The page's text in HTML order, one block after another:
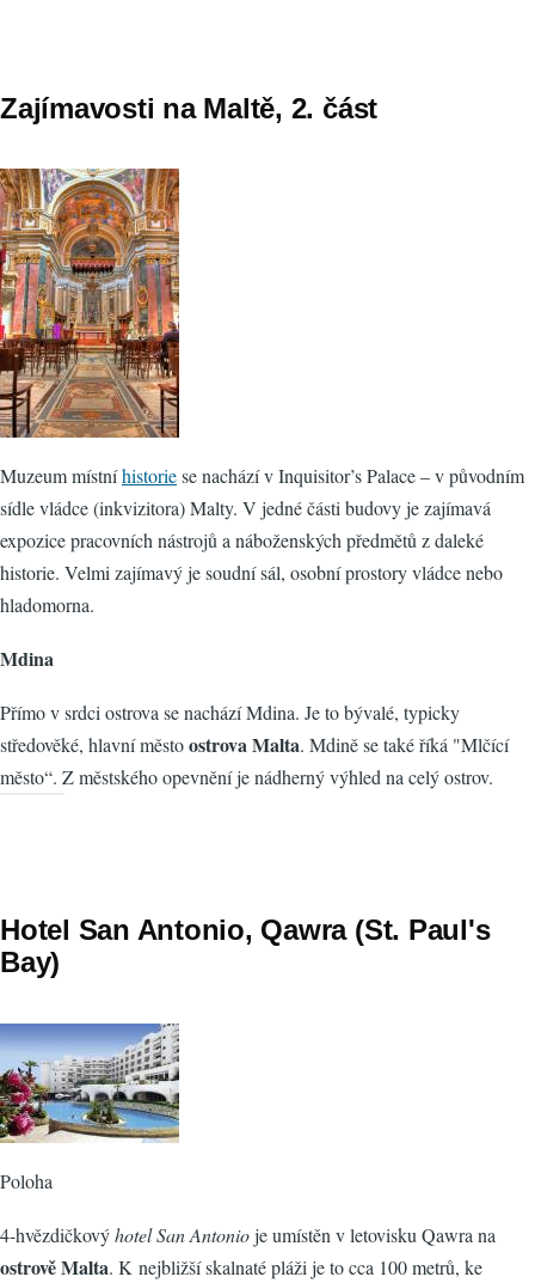
Zajímavosti na Maltě, 2. část
Muzeum místníhistoriese nachází v Inquisitor’s Palace – v původním
sídle vládce (inkvizitora) Malty. V jedné části budovy je zajímavá
expozice pracovních nástrojů a náboženských předmětů z daleké
historie. Velmi zajímavý je soudní sál, osobní prostory vládce nebo
hladomorna.
Mdina
Přímo v srdci ostrova se nachází Mdina. Je to bývalé, typicky
středověké, hlavní městoostrova Malta. Mdině se také říká "Mlčící
město“. Z městského opevnění je nádherný výhled na celý ostrov.
Hotel San Antonio, Qawra (St. Paul's
Bay)
Poloha
4-hvězdičkovýhotel San Antonioje umístěn v letovisku Qawra na
ostrově Malta. K nejbližší skalnaté pláži je to cca 100 metrů, ke